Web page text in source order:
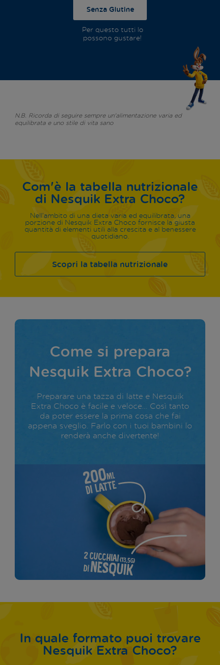
Senza Glutine
Per questo tutti lo
possono gustare!
N.B. Ricorda di seguire sempre un'alimentazione varia ed
equilibrata e uno stile di vita sano
Com'è la tabella nutrizionale
di Nesquik Extra Choco?
Nell’ambito di una dieta varia ed equilibrata, una
porzione di Nesquik Extra Choco fornisce la giusta
quantità di elementi utili alla crescita e al benessere
quotidiano.
Scopri la tabella nutrizionale
Come si prepara
Nesquik Extra Choco?
Preparare una tazza di latte e Nesquik
Extra Choco è facile e veloce… Così tanto
da poter essere la prima cosa che fai
appena sveglio. Farlo con i tuoi bambini lo
renderà anche divertente!
In quale formato puoi trovare
Nesquik Extra Choco?